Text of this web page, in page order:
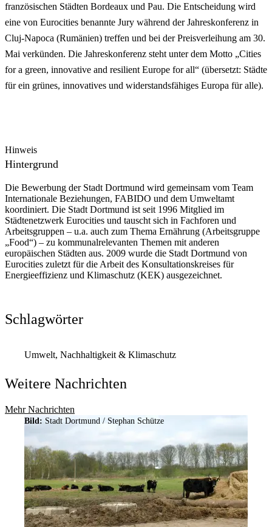
französischen Städten Bordeaux und Pau. Die Entscheidung wird
eine von Eurocities benannte Jury während der Jahreskonferenz in
Cluj-Napoca (Rumänien) treffen und bei der Preisverleihung am 30.
Mai verkünden. Die Jahreskonferenz steht unter dem Motto „Cities
for a green, innovative and resilient Europe for all“ (übersetzt: Städte
für ein grünes, innovatives und widerstandsfähiges Europa für alle).
Hinweis
Hintergrund
Die Bewerbung der Stadt Dortmund wird gemeinsam vom Team
Internationale Beziehungen, FABIDO und dem Umweltamt
koordiniert. Die Stadt Dortmund ist seit 1996 Mitglied im
Städtenetzwerk Eurocities und tauscht sich in Fachforen und
Arbeitsgruppen – u.a. auch zum Thema Ernährung (Arbeitsgruppe
„Food“) – zu kommunalrelevanten Themen mit anderen
europäischen Städten aus. 2009 wurde die Stadt Dortmund von
Eurocities zuletzt für die Arbeit des Konsultationskreises für
Energieeffizienz und Klimaschutz (KEK) ausgezeichnet.
Schlagwörter
Umwelt, Nachhaltigkeit & Klimaschutz
Weitere Nachrichten
Mehr Nachrichten
Bild: Stadt Dortmund / Stephan Schütze